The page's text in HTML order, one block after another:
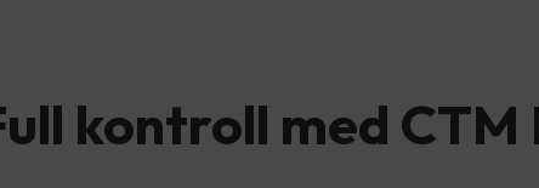
kontroll med CTM